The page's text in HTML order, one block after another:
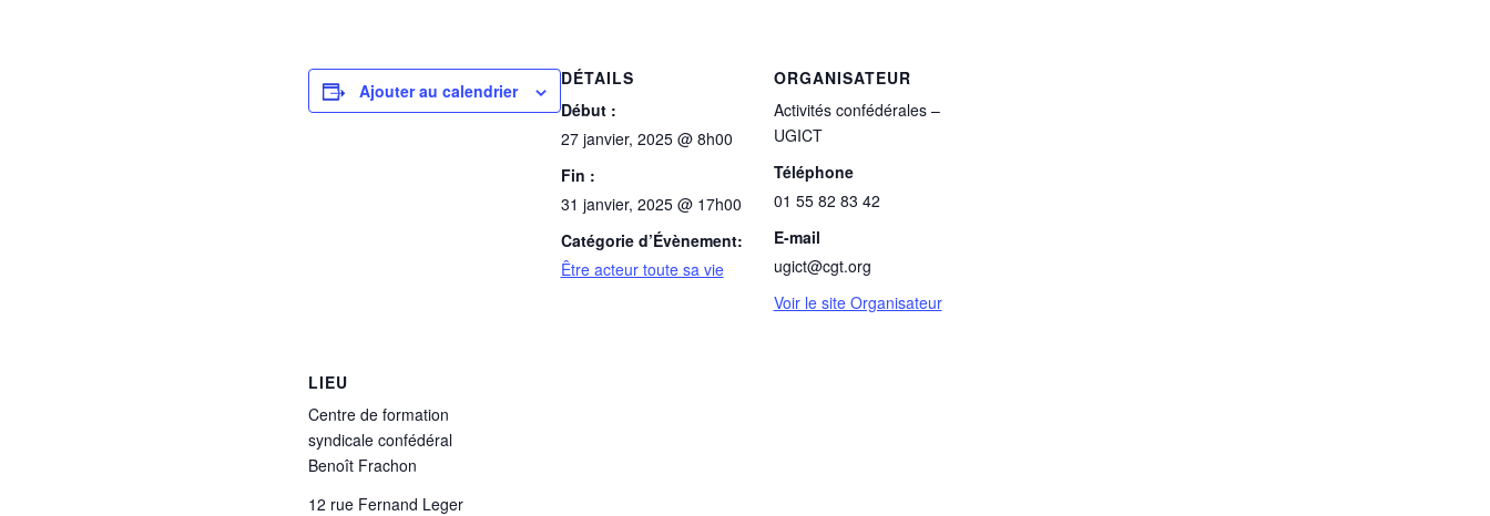
Ajouter au calendrier
DÉTAILS
Début :
27 janvier, 2025 @ 8h00
Fin :
31 janvier, 2025 @ 17h00
Catégorie d’Évènement:
Être acteur toute sa vie
ORGANISATEUR
Activités confédérales –
UGICT
Téléphone
01 55 82 83 42
E-mail
ugict@cgt.org
Voir le site Organisateur
LIEU
Centre de formation
syndicale confédéral
Benoît Frachon
12 rue Fernand Leger